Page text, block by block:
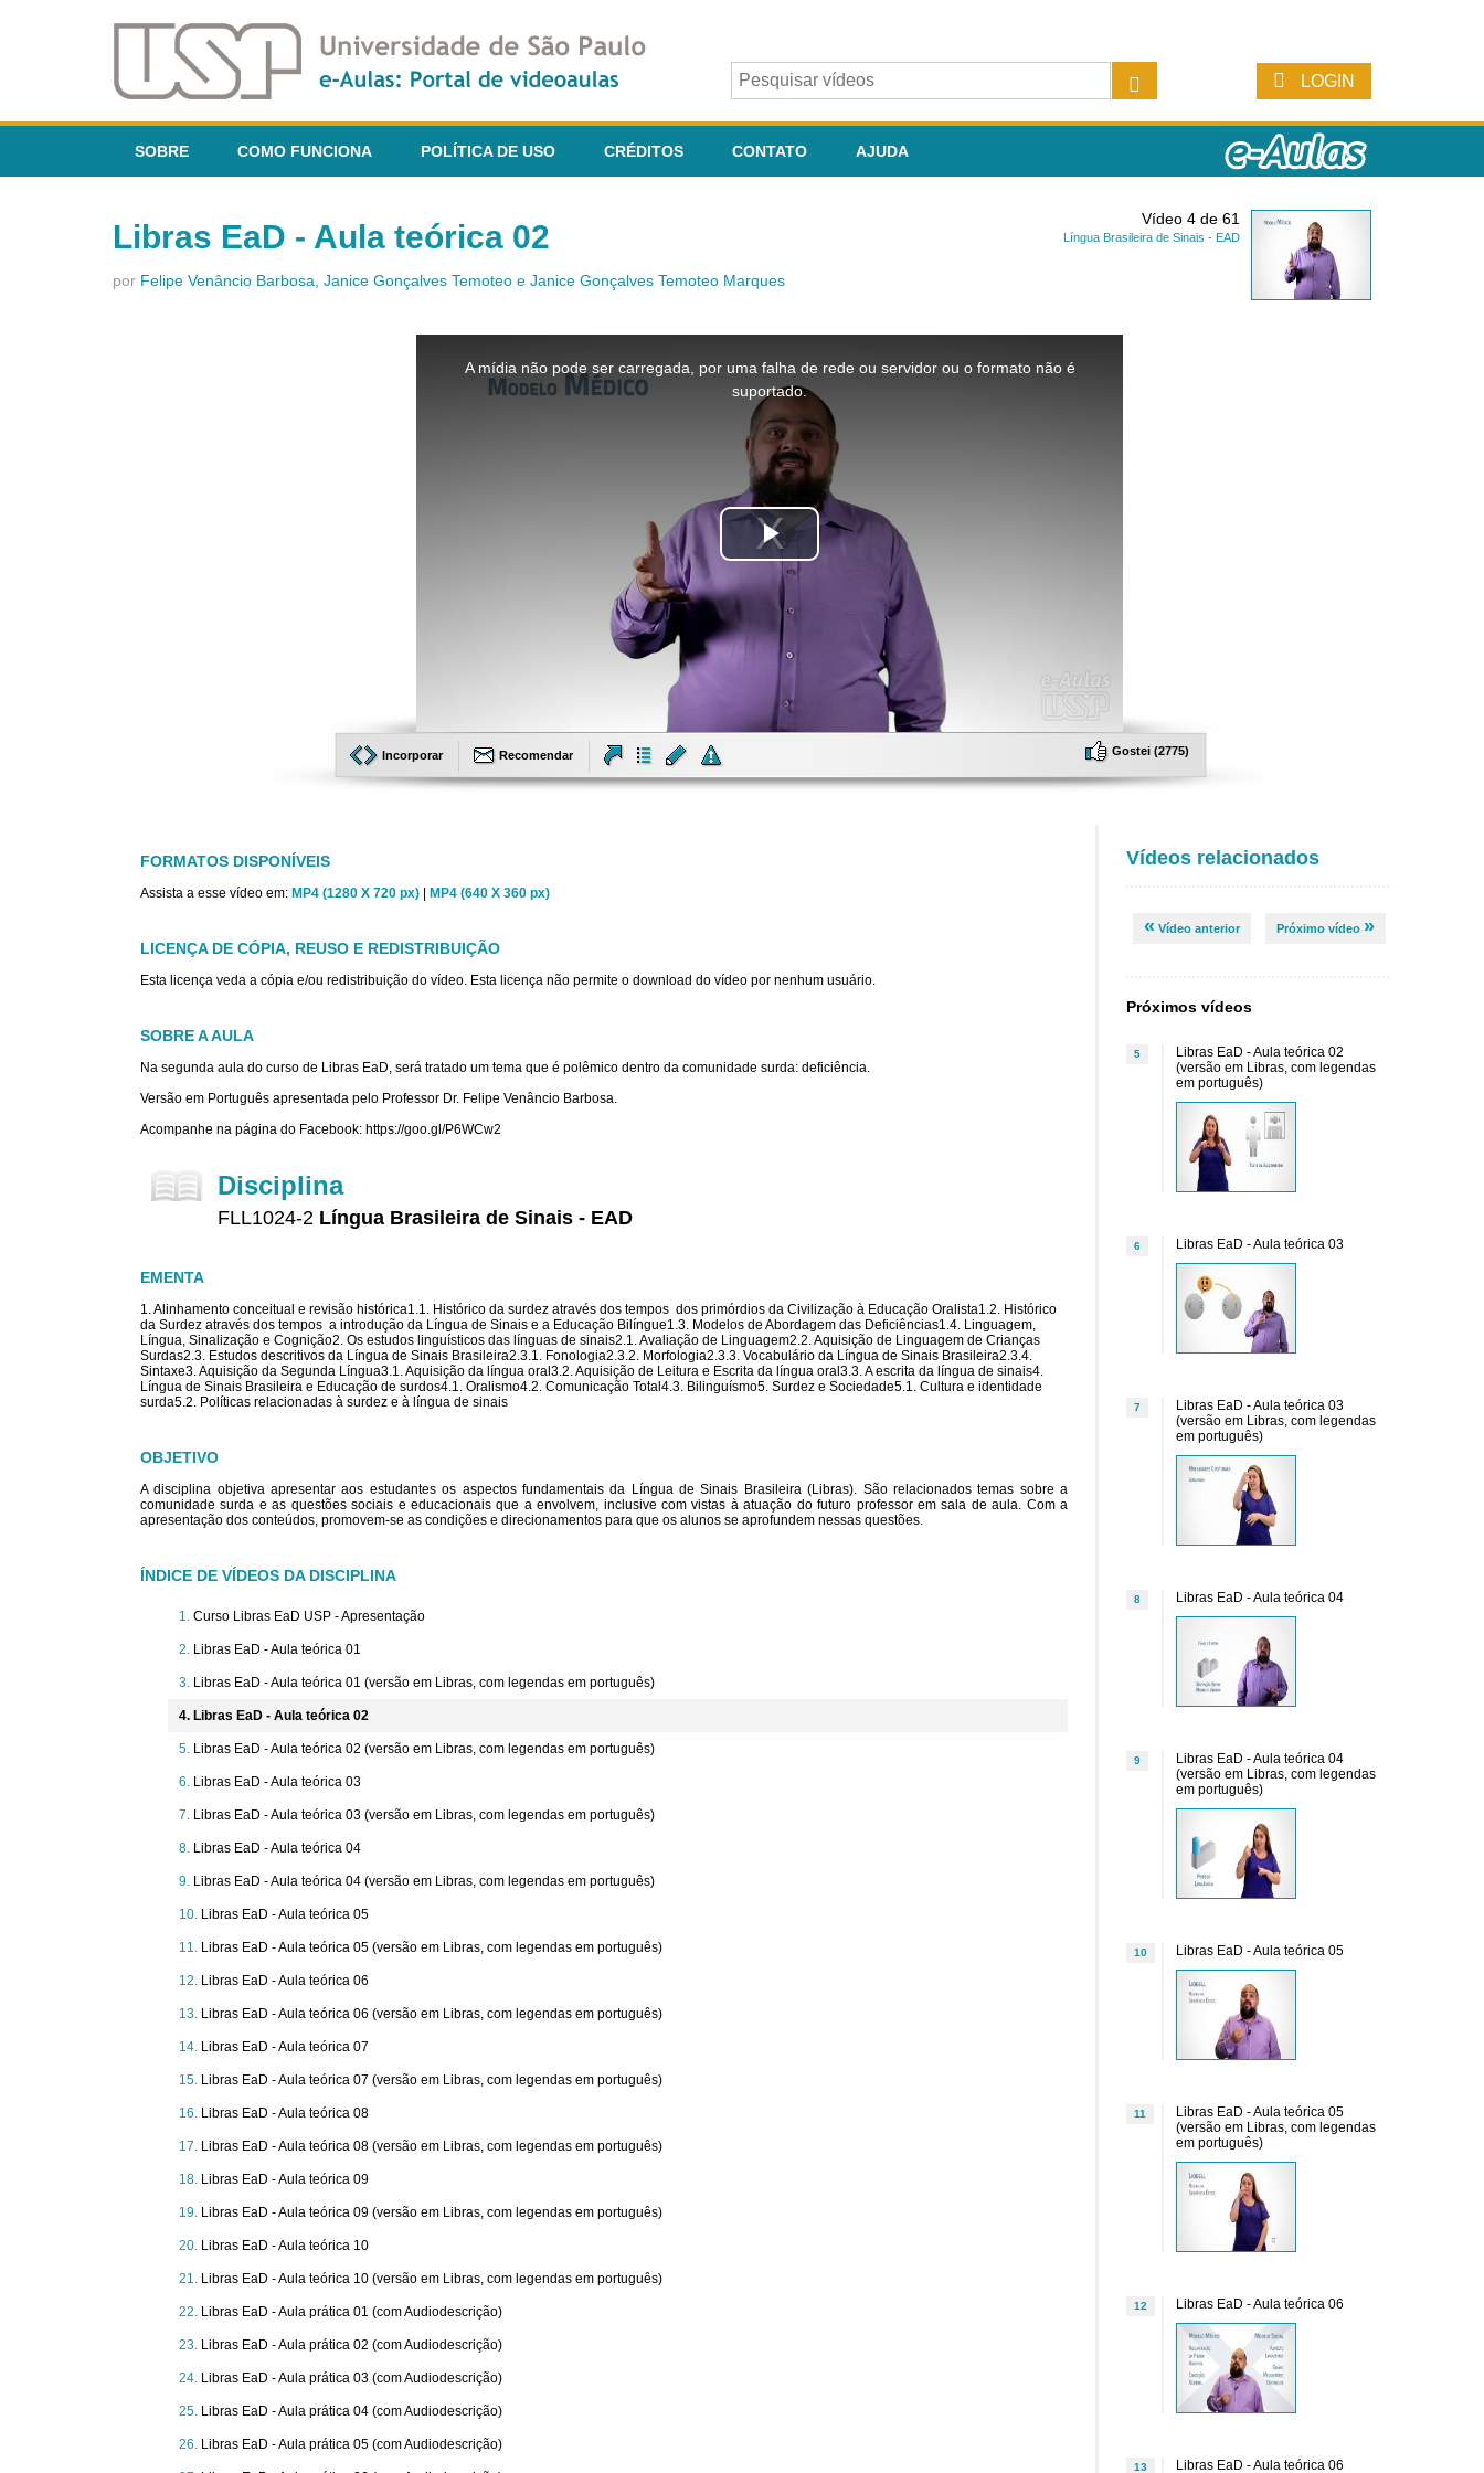
LOGIN
SOBRE COMO FUNCIONA POLÍTICA DE USO CRÉDITOS CONTATO AJUDA
Vídeo 4 de 61
Língua Brasileira de Sinais - EAD
Libras EaD - Aula teórica 02
por Felipe Venâncio Barbosa, Janice Gonçalves Temoteo e Janice Gonçalves Temoteo Marques
Tocar
Vídeo
A mídia não pode ser carregada, por uma falha de rede ou servidor ou o formato não é
suportado.
Incorporar Recomendar Gostei (2775)
FORMATOS DISPONÍVEIS
Assista a esse vídeo em: MP4 (1280 X 720 px) MP4 (640 X 360 px)
LICENÇA DE CÓPIA, REUSO E REDISTRIBUIÇÃO
Esta licença veda a cópia e/ou redistribuição do vídeo. Esta licença não permite o download do vídeo por nenhum usuário.
SOBRE A AULA
Na segunda aula do curso de Libras EaD, será tratado um tema que é polêmico dentro da comunidade surda: deficiência.
Versão em Português apresentada pelo Professor Dr. Felipe Venâncio Barbosa.
Acompanhe na página do Facebook: https://goo.gl/P6WCw2
Disciplina
FLL1024-2 Língua Brasileira de Sinais - EAD
EMENTA
1. Alinhamento conceitual e revisão histórica1.1. Histórico da surdez através dos tempos  dos primórdios da Civilização à Educação Oralista1.2. Histórico
da Surdez através dos tempos  a introdução da Língua de Sinais e a Educação Bilíngue1.3. Modelos de Abordagem das Deficiências1.4. Linguagem,
Língua, Sinalização e Cognição2. Os estudos linguísticos das línguas de sinais2.1. Avaliação de Linguagem2.2. Aquisição de Linguagem de Crianças
Surdas2.3. Estudos descritivos da Língua de Sinais Brasileira2.3.1. Fonologia2.3.2. Morfologia2.3.3. Vocabulário da Língua de Sinais Brasileira2.3.4.
Sintaxe3. Aquisição da Segunda Língua3.1. Aquisição da língua oral3.2. Aquisição de Leitura e Escrita da língua oral3.3. A escrita da língua de sinais4.
Língua de Sinais Brasileira e Educação de surdos4.1. Oralismo4.2. Comunicação Total4.3. Bilinguísmo5. Surdez e Sociedade5.1. Cultura e identidade
surda5.2. Políticas relacionadas à surdez e à língua de sinais
OBJETIVO
A disciplina objetiva apresentar aos estudantes os aspectos fundamentais da Língua de Sinais Brasileira (Libras). São relacionados temas sobre a
comunidade surda e as questões sociais e educacionais que a envolvem, inclusive com vistas à atuação do futuro professor em sala de aula. Com a
apresentação dos conteúdos, promovem-se as condições e direcionamentos para que os alunos se aprofundem nessas questões.
ÍNDICE DE VÍDEOS DA DISCIPLINA
Curso Libras EaD USP - Apresentação
Libras EaD - Aula teórica 01
Libras EaD - Aula teórica 01 (versão em Libras, com legendas em português)
Libras EaD - Aula teórica 02
Libras EaD - Aula teórica 02 (versão em Libras, com legendas em português)
Libras EaD - Aula teórica 03
Libras EaD - Aula teórica 03 (versão em Libras, com legendas em português)
Libras EaD - Aula teórica 04
Libras EaD - Aula teórica 04 (versão em Libras, com legendas em português)
Libras EaD - Aula teórica 05
Libras EaD - Aula teórica 05 (versão em Libras, com legendas em português)
Libras EaD - Aula teórica 06
Libras EaD - Aula teórica 06 (versão em Libras, com legendas em português)
Libras EaD - Aula teórica 07
Libras EaD - Aula teórica 07 (versão em Libras, com legendas em português)
Libras EaD - Aula teórica 08
Libras EaD - Aula teórica 08 (versão em Libras, com legendas em português)
Libras EaD - Aula teórica 09
Libras EaD - Aula teórica 09 (versão em Libras, com legendas em português)
Libras EaD - Aula teórica 10
Libras EaD - Aula teórica 10 (versão em Libras, com legendas em português)
Libras EaD - Aula prática 01 (com Audiodescrição)
Libras EaD - Aula prática 02 (com Audiodescrição)
Libras EaD - Aula prática 03 (com Audiodescrição)
Libras EaD - Aula prática 04 (com Audiodescrição)
Libras EaD - Aula prática 05 (com Audiodescrição)
Vídeos relacionados
« Vídeo anterior Próximo vídeo »
Próximos vídeos
5
Libras EaD - Aula teórica 02
(versão em Libras, com legendas
em português)
6 Libras EaD - Aula teórica 03
7
Libras EaD - Aula teórica 03
(versão em Libras, com legendas
em português)
8 Libras EaD - Aula teórica 04
9
Libras EaD - Aula teórica 04
(versão em Libras, com legendas
em português)
10 Libras EaD - Aula teórica 05
11
Libras EaD - Aula teórica 05
(versão em Libras, com legendas
em português)
12 Libras EaD - Aula teórica 06
13
Libras EaD - Aula teórica 06